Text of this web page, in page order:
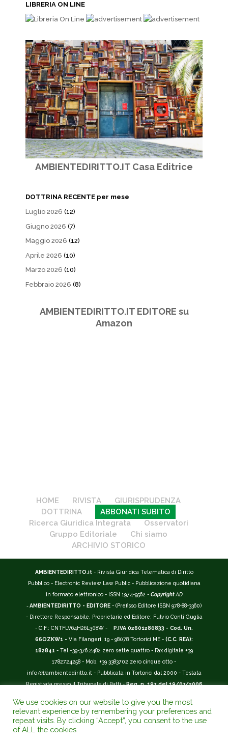
LIBRERIA ON LINE
AMBIENTEDIRITTO.IT Casa Editrice
DOTTRINA RECENTE per mese
Luglio 2026 (12)
Giugno 2026 (7)
Maggio 2026 (12)
Aprile 2026 (10)
Marzo 2026 (10)
Febbraio 2026 (8)
AMBIENTEDIRITTO.IT EDITORE su
Amazon
HOME RIVISTA
GIURISPRUDENZA
DOTTRINA
ABBONATI SUBITO
Ricerca Giuridica Integrata
Osservatori
Gruppo Editoriale
Chi siamo
ARCHIVIO STORICO
AMBIENTEDIRITTO.it - Rivista Giuridica Telematica di Diritto
Pubblico - Electronic Review Law Public - Pubblicazione quotidiana
in formato elettronico - ISSN 1974-9562 - Copyright AD
-AMBIENTEDIRITTO - EDITORE - (Prefisso Editore ISBN 978-88-3360)
- Direttore Responsabile, Proprietario ed Editore: Fulvio Conti Guglia
- C.F.: CNTFLV64H26L308W -
P.IVA 02601280833 - Cod. Un.
66OZKW1 - Via Filangeri, 19 - 98078 Tortorici ME - (C.C. REA):
182841 - Tel +39-376.2482 zero sette quattro - Fax digitale +39
1782724258 - Mob. +39 3383702 zero cinque otto -
info(at)ambientediritto.it - Pubblicata in Tortorici dal 2000 - Testata
Registrata presso il Tribunale di Patti -Reg. n. 197 del 19/07/2006
__________
La Rivista Giuridica AMBIENTEDIRITTO.IT ISSN 1974-9562
riconosciuta ed inserita nell'Area 12 - (
We use cookies on our website to give you the most
relevant experience by remembering your preferences and
repeat visits. By clicking “Accept”, you consent to the use
of ALL the cookies.